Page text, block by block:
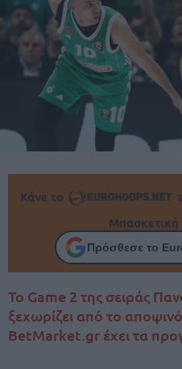
Κάνε το
Πρόσθεσε το
Το Game 2 της σειράς
ξεχωρίζει από το
BetMarket.gr έχει τα